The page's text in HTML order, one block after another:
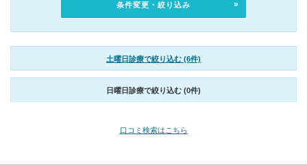
条件変更・絞り込み
土曜日診療で絞り込む (6件)
日曜日診療で絞り込む (0件)
口コミ検索はこちら